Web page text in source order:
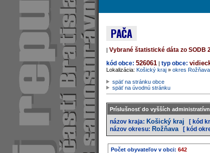
PAČA
| Vybrané štatistické dáta zo SODB
kód obce: 526061 | typ obce:
Lokalizácia: Košický kraj » okres Rožňava
späť na stránku obce
späť na úvodnú stránku
Príslušnosť do vyšších
názov kraja: Košický kraj [ kód
názov okresu: Rožňava [ kód
Počet obyvateľov v obci: 642